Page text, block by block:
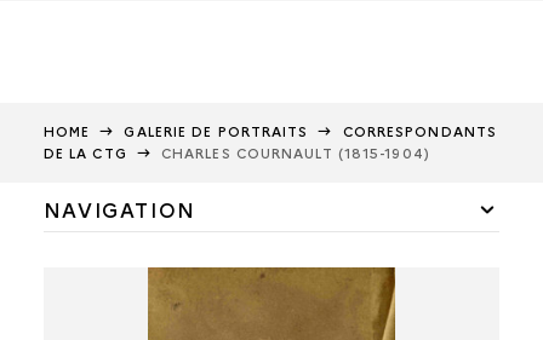
HOME GALERIE DE PORTRAITS
CORRESPONDANTS
DE LA CTG
CHARLES COURNAULT (1815-1904)
NAVIGATION
Membres de la CTG
Correspondants de la CTG